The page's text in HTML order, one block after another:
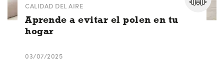
CALIDAD DEL AIRE
Aprende a evitar el polen en tu
hogar
03/07/2025